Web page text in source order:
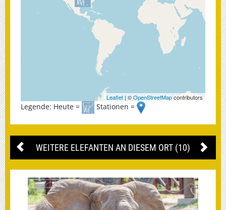
Leaflet | ©OpenStreetMapcontributors
Legende: Heute = Stationen =
WEITERE ELEFANTEN AN DIESEM ORT (10)